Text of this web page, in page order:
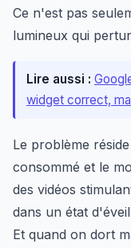
Ce n'est pas
lumineux qui
Lire aussi :
widget correct,
Le problème
consommé et le
des vidéos
dans un état
Et quand on dort